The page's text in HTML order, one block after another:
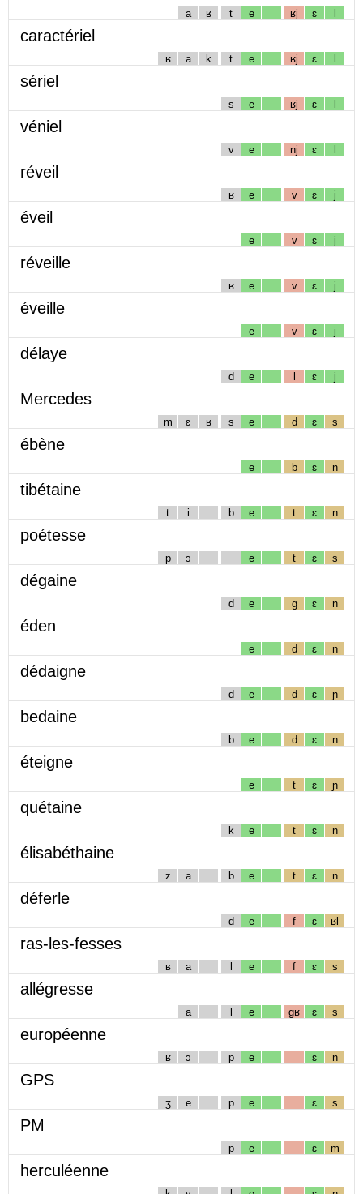
a ʁ t e ʁj ɛ l
caractériel
ʁ a k t e ʁj ɛ l
sériel
s e ʁj ɛ l
véniel
v e nj ɛ l
réveil
ʁ e v ɛ j
éveil
e v ɛ j
réveille
ʁ e v ɛ j
éveille
e v ɛ j
délaye
d e l ɛ j
Mercedes
m ɛ ʁ s e d ɛ s
ébène
e b ɛ n
tibétaine
t i b e t ɛ n
poétesse
p ɔ e t ɛ s
dégaine
d e g ɛ n
éden
e d ɛ n
dédaigne
d e d ɛ ɲ
bedaine
b e d ɛ n
éteigne
e t ɛ ɲ
quétaine
k e t ɛ n
élisabéthaine
z a b e t ɛ n
déferle
d e f ɛ ʁl
ras-les-fesses
ʁ a l e f ɛ s
allégresse
a l e gʁ ɛ s
européenne
ʁ ɔ p e ɛ n
GPS
ʒ e p e ɛ s
PM
p e ɛ m
herculéenne